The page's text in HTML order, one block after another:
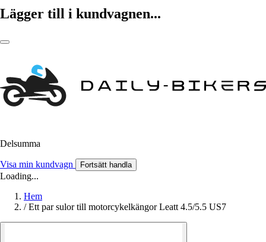
Lägger till i kundvagnen...
Delsumma
Visa min kundvagn Fortsätt handla
Loading...
Hem
/ Ett par sulor till motorcykelkängor Leatt 4.5/5.5 US7